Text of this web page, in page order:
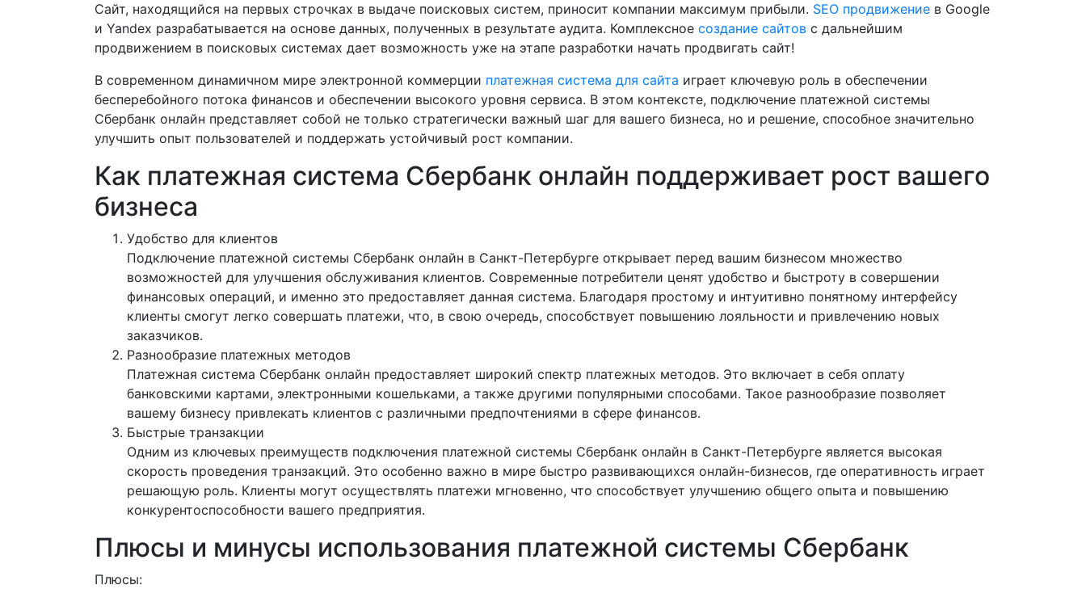
Сайт, находящийся на первых строчках в выдаче поисковых систем, приносит компании максимум прибыли. SEO продвижение в Google
и Yandex разрабатывается на основе данных, полученных в результате аудита. Комплексное создание сайтов с дальнейшим
продвижением в поисковых системах дает возможность уже на этапе разработки начать продвигать сайт!
В современном динамичном мире электронной коммерции платежная система для сайта играет ключевую роль в обеспечении
бесперебойного потока финансов и обеспечении высокого уровня сервиса. В этом контексте, подключение платежной системы
Сбербанк онлайн представляет собой не только стратегически важный шаг для вашего бизнеса, но и решение, способное значительно
улучшить опыт пользователей и поддержать устойчивый рост компании.
Как платежная система Сбербанк онлайн поддерживает рост вашего
бизнеса
Удобство для клиентов
Подключение платежной системы Сбербанк онлайн в Санкт-Петербурге открывает перед вашим бизнесом множество
возможностей для улучшения обслуживания клиентов. Современные потребители ценят удобство и быстроту в совершении
финансовых операций, и именно это предоставляет данная система. Благодаря простому и интуитивно понятному интерфейсу
клиенты смогут легко совершать платежи, что, в свою очередь, способствует повышению лояльности и привлечению новых
заказчиков.
Разнообразие платежных методов
Платежная система Сбербанк онлайн предоставляет широкий спектр платежных методов. Это включает в себя оплату
банковскими картами, электронными кошельками, а также другими популярными способами. Такое разнообразие позволяет
вашему бизнесу привлекать клиентов с различными предпочтениями в сфере финансов.
Быстрые транзакции
Одним из ключевых преимуществ подключения платежной системы Сбербанк онлайн в Санкт-Петербурге является высокая
скорость проведения транзакций. Это особенно важно в мире быстро развивающихся онлайн-бизнесов, где оперативность играет
решающую роль. Клиенты могут осуществлять платежи мгновенно, что способствует улучшению общего опыта и повышению
конкурентоспособности вашего предприятия.
Плюсы и минусы использования платежной системы Сбербанк
Плюсы: